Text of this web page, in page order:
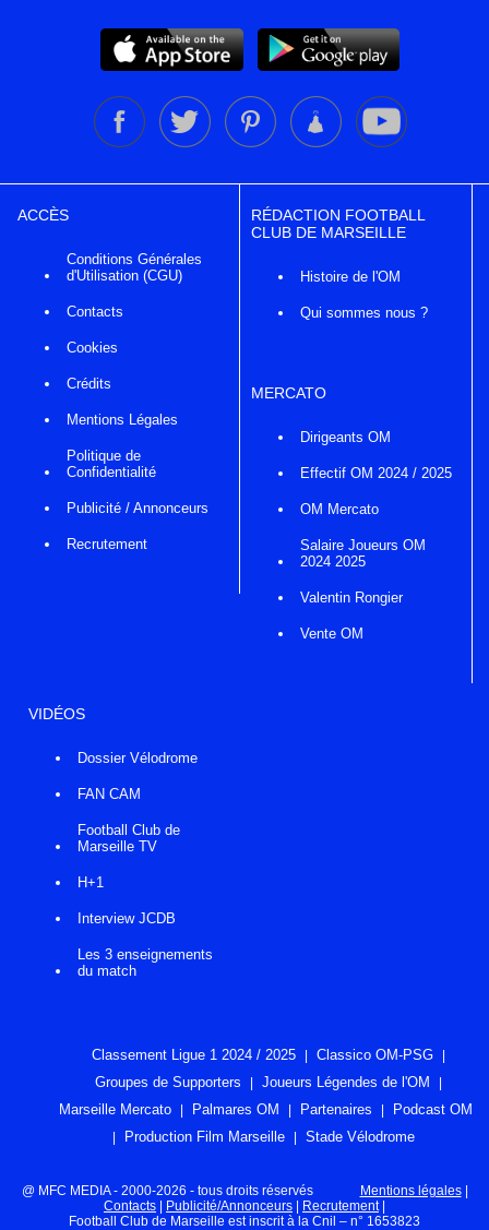
ACCÈS
Conditions Générales
d'Utilisation (CGU)
Contacts
Cookies
Crédits
Mentions Légales
Politique de
Confidentialité
Publicité / Annonceurs
Recrutement
RÉDACTION FOOTBALL
CLUB DE MARSEILLE
Histoire de l'OM
Qui sommes nous ?
MERCATO
Dirigeants OM
Effectif OM 2024 / 2025
OM Mercato
Salaire Joueurs OM
2024 2025
Valentin Rongier
Vente OM
VIDÉOS
Dossier Vélodrome
FAN CAM
Football Club de
Marseille TV
H+1
Interview JCDB
Les 3 enseignements
du match
Classement Ligue 1 2024 / 2025
Classico OM-PSG
Groupes de Supporters
Joueurs Légendes de l'OM
Marseille Mercato
Palmares OM Partenaires
Podcast OM
Production Film Marseille
Stade Vélodrome
@ MFC MEDIA - 2000-2026 - tous droits réservés Mentions légales|
Contacts
Publicité/Annonceurs Recrutement|
Football Club de Marseille est inscrit à la Cnil – n° 1653823